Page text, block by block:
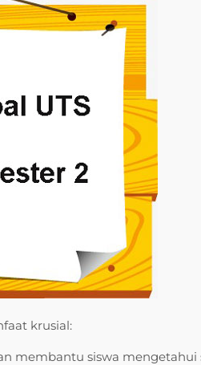
krusial:
membantu siswa